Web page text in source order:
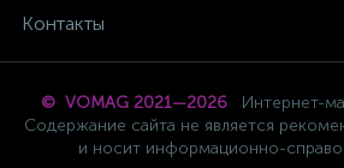
Контакты
© VOMAG 2021—2026
Интернет-
Содержание сайта не является
и носит информационно-